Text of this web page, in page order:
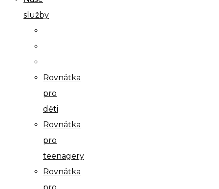
služby
Rovnátka
pro
děti
Rovnátka
pro
teenagery
Rovnátka